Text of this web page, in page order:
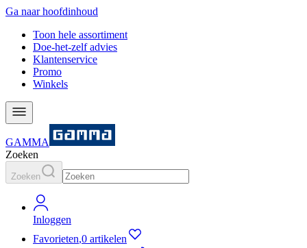
Ga naar hoofdinhoud
Toon hele assortiment
Doe-het-zelf advies
Klantenservice
Promo
Winkels
GAMMA
Zoeken
Zoeken
Inloggen
Favorieten,0 artikelen